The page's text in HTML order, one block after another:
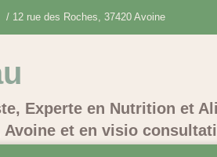
/ 12 rue des Roches, 37420 Avoine
Experte en Nutrition et
Avoine et en visio